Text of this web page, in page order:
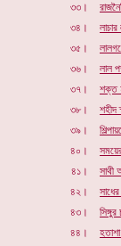
৩৩।
৩৪।
৩৫।
৩৬।
৩৭।
৩৮।
৩৯।
৪০।
৪১।
৪২।
৪৩।
৪৪।
লাল
শক্ত
শহীদ
সাথী